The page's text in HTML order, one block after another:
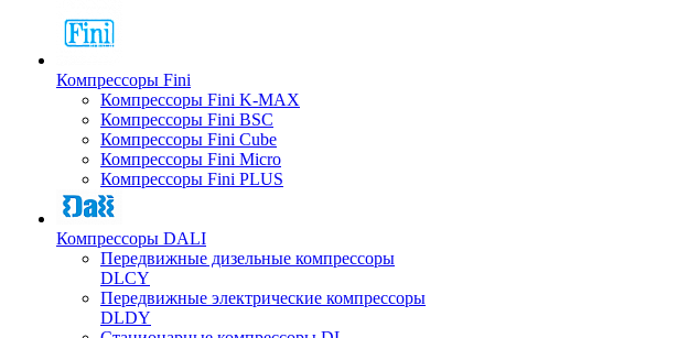
Компрессоры Fini
Компрессоры Fini K-MAX
Компрессоры Fini BSC
Компрессоры Fini Cube
Компрессоры Fini Micro
Компрессоры Fini PLUS
Компрессоры DALI
Передвижные дизельные компрессоры
DLCY
Передвижные электрические компрессоры
DLDY